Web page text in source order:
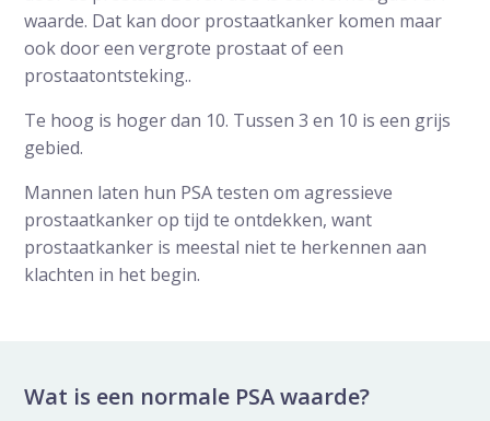
waarde. Dat kan door prostaatkanker komen maar
ook door een vergrote prostaat of een
prostaatontsteking..
Te hoog is hoger dan 10. Tussen 3 en 10 is een grijs
gebied.
Mannen laten hun PSA testen om agressieve
prostaatkanker op tijd te ontdekken, want
prostaatkanker is meestal niet te herkennen aan
klachten in het begin.
Wat is een normale PSA waarde?